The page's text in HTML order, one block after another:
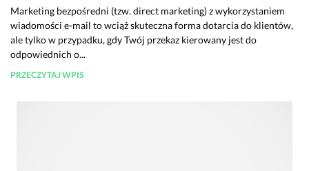
Marketing bezpośredni (tzw. direct marketing) z wykorzystaniem
wiadomości e-mail to wciąż skuteczna forma dotarcia do klientów,
ale tylko w przypadku, gdy Twój przekaz kierowany jest do
odpowiednich o...
PRZECZYTAJ WPIS